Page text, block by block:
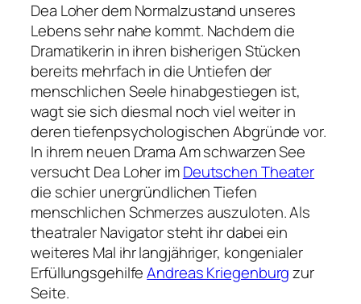
Dea Loher demNormalzustand unseres
Lebenssehr nahe kommt. Nachdem die
Dramatikerin in ihren bisherigen Stücken
bereits mehrfach in die Untiefen der
menschlichen Seele hinabgestiegen ist,
wagt sie sich diesmal noch viel weiter in
deren tiefenpsychologischen Abgründe vor.
In ihrem neuen Drama Am schwarzen See
versucht Dea Loher imDeutschen Theater
die schier unergründlichen Tiefen
menschlichen Schmerzes auszuloten. Als
theatraler Navigator steht ihr dabei ein
weiteres Mal ihr langjähriger, kongenialer
ErfüllungsgehilfeAndreas Kriegenburgzur
Seite.